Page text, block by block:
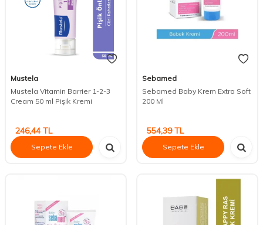
Mustela
Mustela Vitamin Barrier 1-2-3
Cream 50 ml Pişik Kremi
246,44 TL
Sepete Ekle
Sebamed
Sebamed Baby Krem Extra Soft
200 Ml
554,39TL
Sepete Ekle